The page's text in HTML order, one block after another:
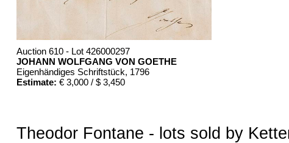
Auction 610 - Lot 426000297
JOHANN WOLFGANG VON GOETHE
Eigenhändiges Schriftstück, 1796
Estimate: € 3,000 / $ 3,450
Theodor Fontane - lots sold by